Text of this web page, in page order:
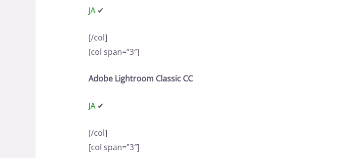
JA ✔
[/col]
[col span=”3″]
Adobe Lightroom Classic CC
JA ✔
[/col]
[col span=”3″]